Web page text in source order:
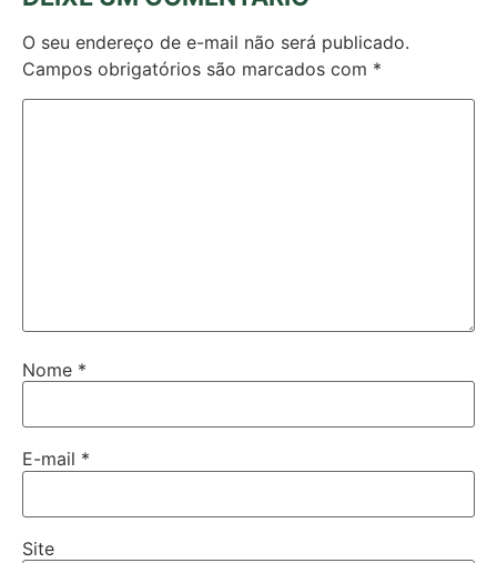
O seu endereço de e-mail não será publicado.
Campos obrigatórios são marcados com *
Nome *
E-mail *
Site